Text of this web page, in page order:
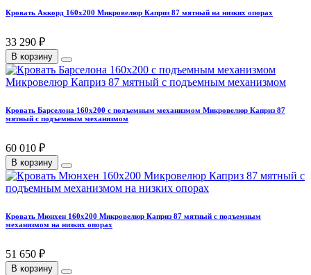
Кровать Аккорд 160х200 Микровелюр Каприз 87 мятный на низких опорах
33 290 ₽
В корзину
Кровать Барселона 160х200 с подъемным механизмом Микровелюр Каприз 87
мятный с подъемным механизмом
60 010 ₽
В корзину
Кровать Мюнхен 160х200 Микровелюр Каприз 87 мятный с подъемным
механизмом на низких опорах
51 650 ₽
В корзину